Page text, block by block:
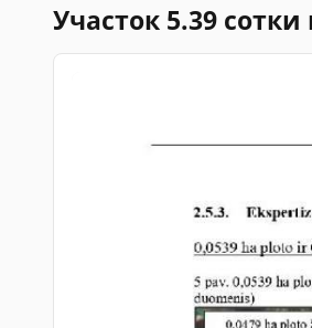
Участок 5.39